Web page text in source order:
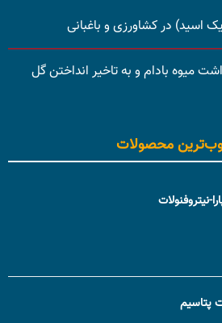
اسید) در کشاورزی و باغبانی
میوه بادام و به تاخیر انداختن گل
محصولات
نیتروفنولات
پتاسیم